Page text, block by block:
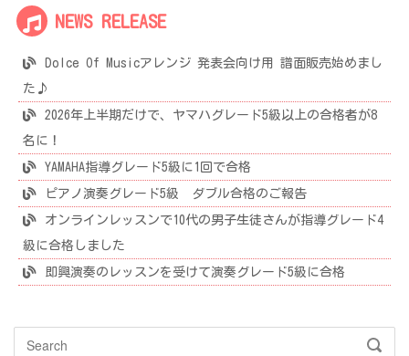
NEWS RELEASE
Dolce Of Musicアレンジ 発表会向け用 譜面販売始めまし
た♪
2026年上半期だけで、ヤマハグレード5級以上の合格者が8
名に！
YAMAHA指導グレード5級に1回で合格
ピアノ演奏グレード5級 ダブル合格のご報告
オンラインレッスンで10代の男子生徒さんが指導グレード4
級に合格しました
即興演奏のレッスンを受けて演奏グレード5級に合格
Search